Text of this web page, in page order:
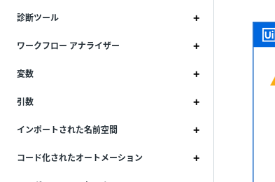
診断ツール
ワークフロー アナライザー
変数
引数
インポートされた名前空間
コード化されたオートメーション